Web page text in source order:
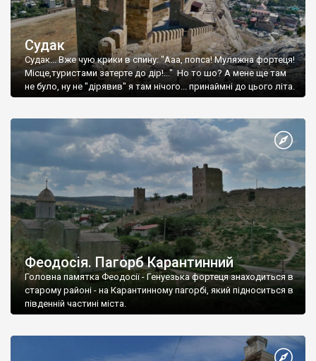
Судак
Судак... Вже чую крики в спину: "Ааа, попса! Муляжна фортеця!
Місце,туристами затерте до дір!..." Но то шо? А мене ще там
не було, ну не "дірявив" я там нічого... принаймні до цього літа.
Феодосія. Пагорб Карантинний
Головна памятка Феодосії - Генуезька фортеця знаходиться в
старому районі - на Карантинному пагорбі, який підноситься в
південній частині міста.